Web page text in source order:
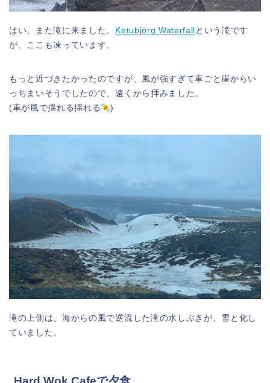
はい、また滝に来ました。 Ketubjörg Waterfall
という滝です
が、ここも凍っています。
もっと近づきたかったのですが、風が強すぎて車ごと崖からい
っちまいそうでしたので、遠くから拝みました。
(車が風で揺れる揺れる
)
滝の上側は、海からの風で逆流した滝の水しぶきが、雪と化し
ていました。